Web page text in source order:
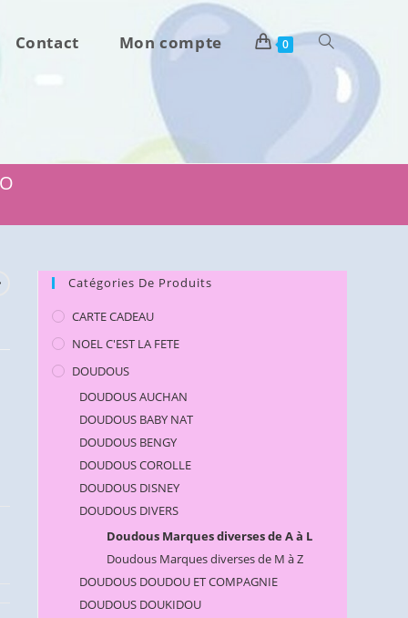
Contact Mon compte 0 Toggle
Catégories De Produits
CARTE CADEAU
NOEL C'EST LA FETE
DOUDOUS
DOUDOUS AUCHAN
DOUDOUS BABY NAT
DOUDOUS BENGY
DOUDOUS COROLLE
DOUDOUS DISNEY
DOUDOUS DIVERS
Doudous Marques diverses de A à L
Doudous Marques diverses de M à Z
DOUDOUS DOUDOU ET COMPAGNIE
DOUDOUS DOUKIDOU